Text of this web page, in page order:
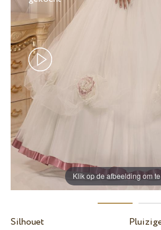
Klik op de afbeelding om
Silhouet